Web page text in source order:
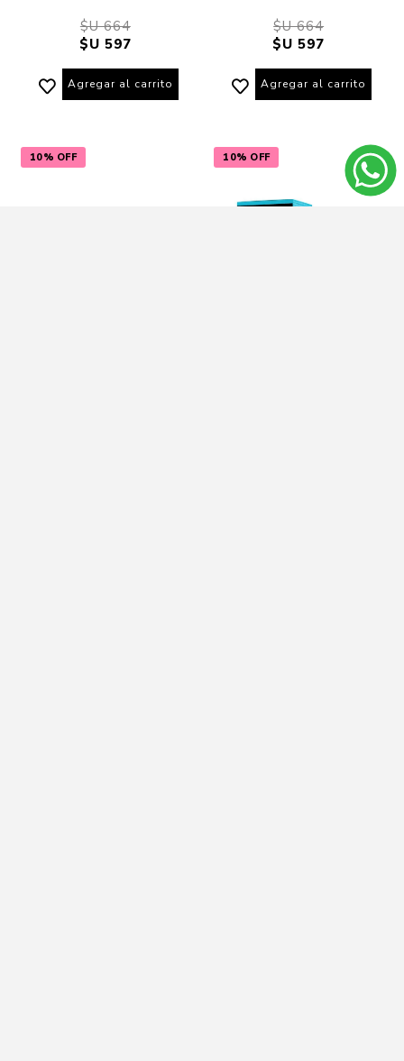
$U 664
$U 597
Agregar al carrito
$U 664
$U 597
Agregar al carrito
10% OFF 10% OFF